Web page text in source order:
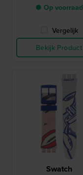
● Op voorraad
Vergelijk
Bekijk Product
Swatch